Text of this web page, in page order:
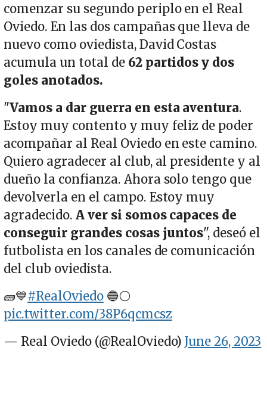
comenzar su segundo periplo en el Real
Oviedo. En las dos campañas que lleva de
nuevo como oviedista, David Costas
acumula un total de62 partidos y dos
goles anotados.
"Vamos a dar guerra en esta aventura.
Estoy muy contento y muy feliz de poder
acompañar al Real Oviedo en este camino.
Quiero agradecer al club, al presidente y al
dueño la confianza. Ahora solo tengo que
devolverla en el campo. Estoy muy
agradecido. A ver si somos capaces de
conseguir grandes cosas juntos", deseó el
futbolista en los canales de comunicación
del club oviedista.
🧱💙#RealOviedo🔵⚪️
pic.twitter.com/38P6qcmcsz
— Real Oviedo (@RealOviedo) June 26, 2023